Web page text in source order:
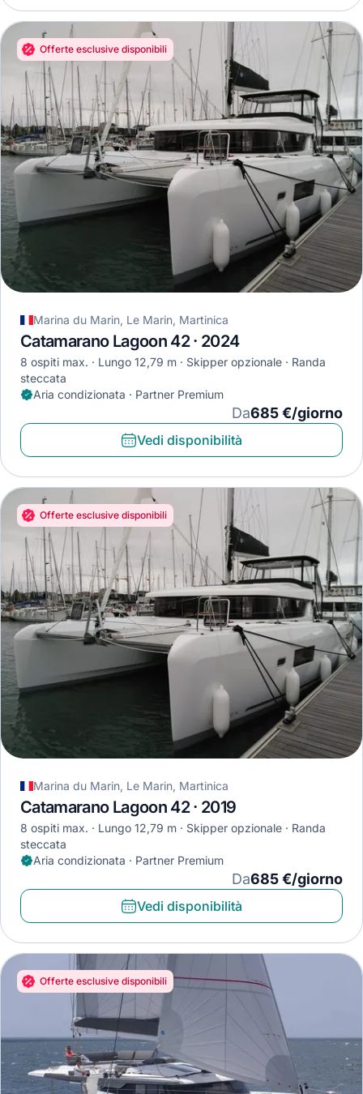
Offerte esclusive disponibili
Marina du Marin, Le Marin, Martinica
Catamarano Lagoon 42 · 2024
8 ospiti max. Lungo 12,79 m Skipper opzionale
Randa
steccata
Aria condizionata · Partner Premium
Da685 €/giorno
Vedi disponibilità
Offerte esclusive disponibili
Marina du Marin, Le Marin, Martinica
Catamarano Lagoon 42 · 2019
8 ospiti max. Lungo 12,79 m Skipper opzionale
Randa
steccata
Aria condizionata · Partner Premium
Da685 €/giorno
Vedi disponibilità
Offerte esclusive disponibili